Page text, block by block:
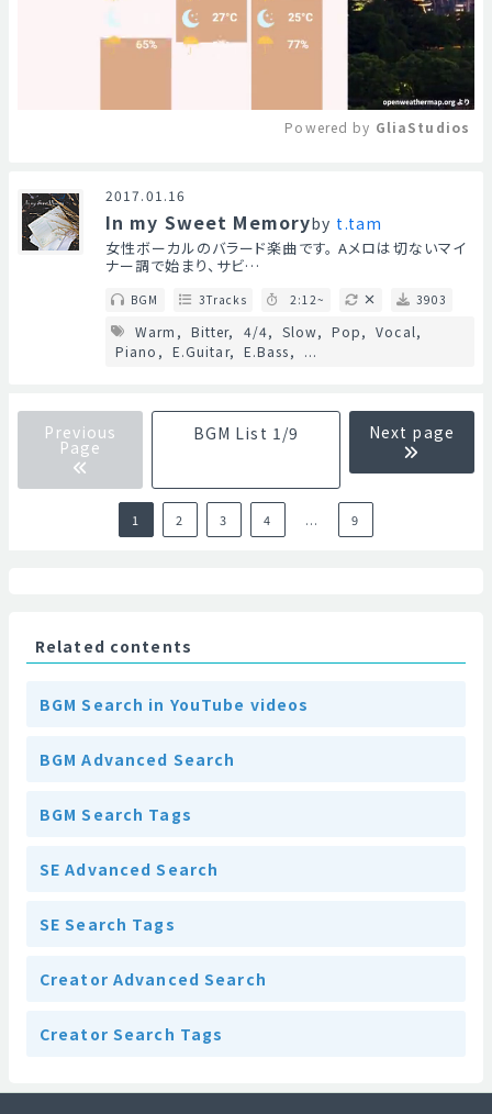
Powered by GliaStudios
2017.01.16
In my Sweet Memoryby t.tam
女性ボーカルのバラード楽曲です。 Aメロは切ないマイ
ナー調で始まり、サビ…
BGM 3Tracks 2:12~ 3903
Warm Bitter 4/4 Slow Pop
Vocal
Piano
E.Guitar E.Bass ...
Previous
Page
BGM List 1/9 Next page
1 2 3 4 ... 9
Related contents
BGM Search in YouTube videos
BGM Advanced Search
BGM Search Tags
SE Advanced Search
SE Search Tags
Creator Advanced Search
Creator Search Tags